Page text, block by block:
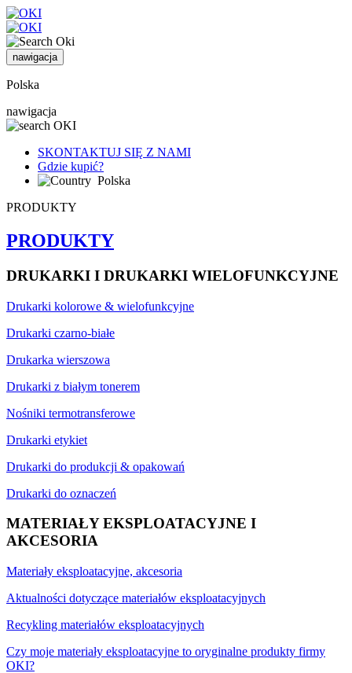
nawigacja
Polska
nawigacja
SKONTAKTUJ SIĘ Z NAMI
Gdzie kupić?
Polska
PRODUKTY
PRODUKTY
DRUKARKI I DRUKARKI WIELOFUNKCYJNE
Drukarki kolorowe & wielofunkcyjne
Drukarki czarno-białe
Drukarka wierszowa
Drukarki z białym tonerem
Nośniki termotransferowe
Drukarki etykiet
Drukarki do produkcji & opakowań
Drukarki do oznaczeń
MATERIAŁY EKSPLOATACYJNE I
AKCESORIA
Materiały eksploatacyjne, akcesoria
Aktualności dotyczące materiałów eksploatacyjnych
Recykling materiałów eksploatacyjnych
Czy moje materiały eksploatacyjne to oryginalne produkty firmy
OKI?